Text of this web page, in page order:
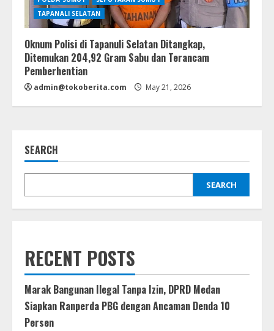
TAPANALI SELATAN
Oknum Polisi di Tapanuli Selatan Ditangkap,
Ditemukan 204,92 Gram Sabu dan Terancam
Pemberhentian
admin@tokoberita.com May 21, 2026
SEARCH
SEARCH
RECENT POSTS
Marak Bangunan Ilegal Tanpa Izin, DPRD Medan
Siapkan Ranperda PBG dengan Ancaman Denda 10
Persen